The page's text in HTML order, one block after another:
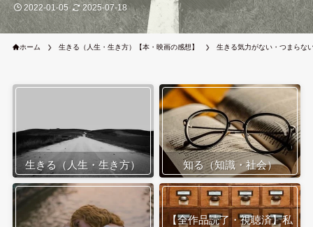
2022-01-05 2025-07-18
ホーム 生きる（人生・生き方）【本・映画の感想】 生きる気力がない・つまらな
生きる（人生・生き方） 知る（知識・社会）
【全作品読了・視聴済】私